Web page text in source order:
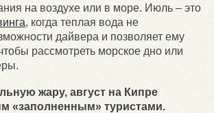
на воздухе или в море. Июль – это
, когда теплая вода не
дайвера и позволяет ему
рассмотреть морское дно или
жару, август на Кипре
«заполненным» туристами.